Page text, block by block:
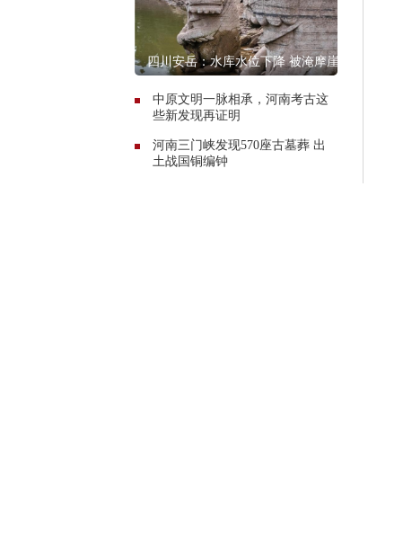
四川安岳：水库水位下降 被淹摩崖
中原文明一脉相承，河南考古这
些新发现再证明
河南三门峡发现570座古墓葬 出
土战国铜编钟